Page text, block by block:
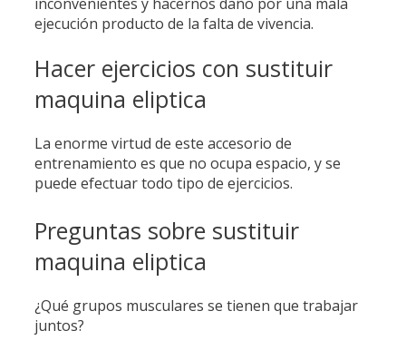
inconvenientes y hacernos daño por una mala
ejecución producto de la falta de vivencia.
Hacer ejercicios con sustituir
maquina eliptica
La enorme virtud de este accesorio de
entrenamiento es que no ocupa espacio, y se
puede efectuar todo tipo de ejercicios.
Preguntas sobre sustituir
maquina eliptica
¿Qué grupos musculares se tienen que trabajar
juntos?